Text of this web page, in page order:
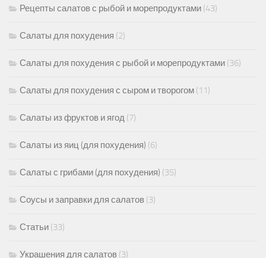
Рецепты салатов с рыбой и морепродуктами (43)
Салаты для похудения (2)
Салаты для похудения с рыбой и морепродуктами (36)
Салаты для похудения с сыром и творогом (11)
Салаты из фруктов и ягод (7)
Салаты из яиц (для похудения) (6)
Салаты с грибами (для похудения) (35)
Соусы и заправки для салатов (3)
Статьи (33)
Украшения для салатов (3)